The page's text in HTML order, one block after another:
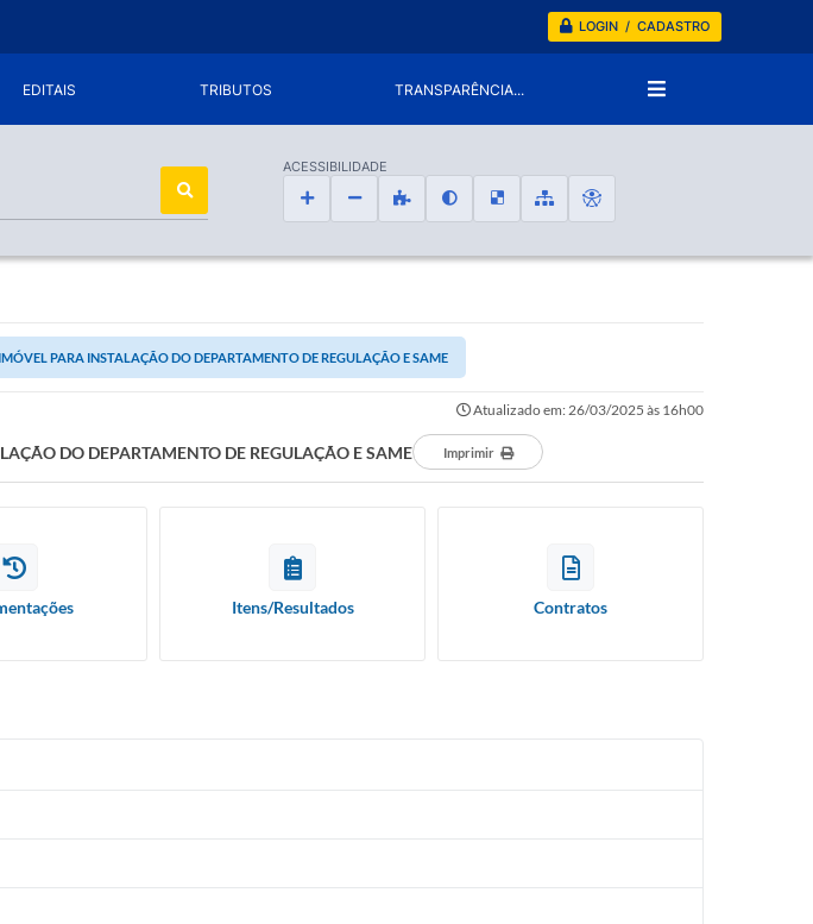
LOGIN / CADASTRO
EDITAIS TRIBUTOS TRANSPARÊNCIA...
ACESSIBILIDADE
PARA INSTALAÇÃO DO DEPARTAMENTO DE REGULAÇÃO E SAME
Atualizado em: 26/03/2025 às 16h00
DO DEPARTAMENTO DE REGULAÇÃO E SAME Imprimir
Itens/Resultados Contratos